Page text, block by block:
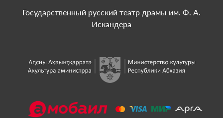
Государственный русский театр драмы им. Ф. А.
Искандера